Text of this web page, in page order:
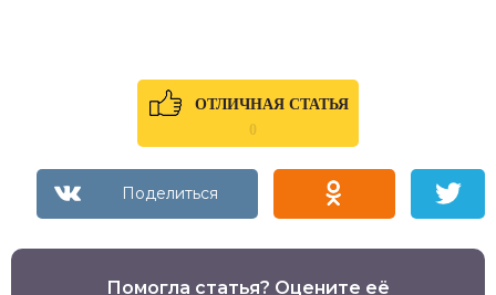
ОТЛИЧНАЯ СТАТЬЯ
0
Помогла статья? Оцените её